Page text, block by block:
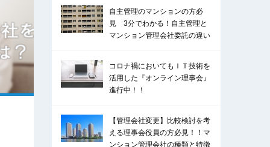
自主管理のマンションの方必
見 3分でわかる！自主管理と
マンション管理会社委託の違い
コロナ禍においてもＩＴ技術を
活用した『オンライン理事会』
進行中！！
【管理会社変更】比較検討を考
える理事会役員の方必見！！マ
ンション管理会社の種類と特徴